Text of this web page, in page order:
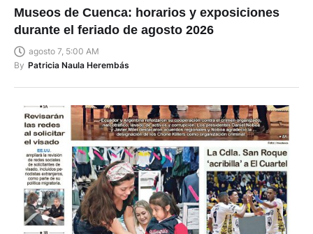
Museos de Cuenca: horarios y exposiciones
durante el feriado de agosto 2026
agosto 7, 5:00 AM
By Patricia Naula Herembás